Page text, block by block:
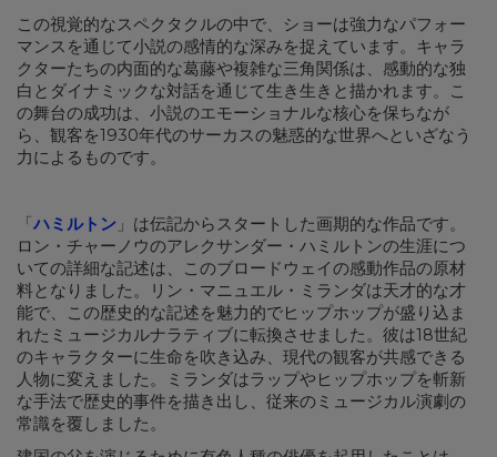
この視覚的なスペクタクルの中で、ショーは強力なパフォー
マンスを通じて小説の感情的な深みを捉えています。キャラ
クターたちの内面的な葛藤や複雑な三角関係は、感動的な独
白とダイナミックな対話を通じて生き生きと描かれます。こ
の舞台の成功は、小説のエモーショナルな核心を保ちなが
ら、観客を1930年代のサーカスの魅惑的な世界へといざなう
力によるものです。
「ハミルトン 」は伝記からスタートした画期的な作品です。
ロン・チャーノウのアレクサンダー・ハミルトンの生涯につ
いての詳細な記述は、このブロードウェイの感動作品の原材
料となりました。リン・マニュエル・ミランダは天才的な才
能で、この歴史的な記述を魅力的でヒップホップが盛り込ま
れたミュージカルナラティブに転換させました。彼は18世紀
のキャラクターに生命を吹き込み、現代の観客が共感できる
人物に変えました。ミランダはラップやヒップホップを斬新
な手法で歴史的事件を描き出し、従来のミュージカル演劇の
常識を覆しました。